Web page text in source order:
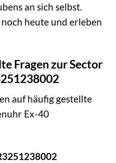
an sich selbst.
heute und erleben
Fragen zur Sector
auf häufig gestellte
Ex-40